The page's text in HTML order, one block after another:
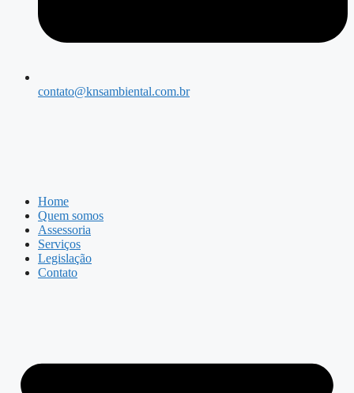
contato@knsambiental.com.br
Home
Quem somos
Assessoria
Serviços
Legislação
Contato